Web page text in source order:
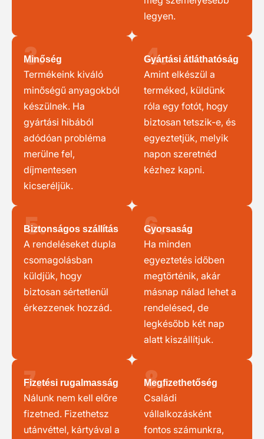
legyen.
3.
Minőség
Termékeink kiváló
minőségű anyagokból
készülnek. Ha
gyártási hibából
adódóan probléma
merülne fel,
díjmentesen
kicseréljük.
4.
Gyártási átláthatóság
Amint elkészül a
terméked, küldünk
róla egy fotót, hogy
biztosan tetszik-e, és
egyeztetjük, melyik
napon szeretnéd
kézhez kapni.
5.
Biztonságos szállítás
A rendeléseket dupla
csomagolásban
küldjük, hogy
biztosan sértetlenül
érkezzenek hozzád.
6.
Gyorsaság
Ha minden
egyeztetés időben
megtörténik, akár
másnap nálad lehet a
rendelésed, de
legkésőbb két nap
alatt kiszállítjuk.
7.
Fizetési rugalmasság
Nálunk nem kell előre
fizetned. Fizethetsz
utánvéttel, kártyával a
8.
Megfizethetőség
Családi
vállalkozásként
fontos számunkra,